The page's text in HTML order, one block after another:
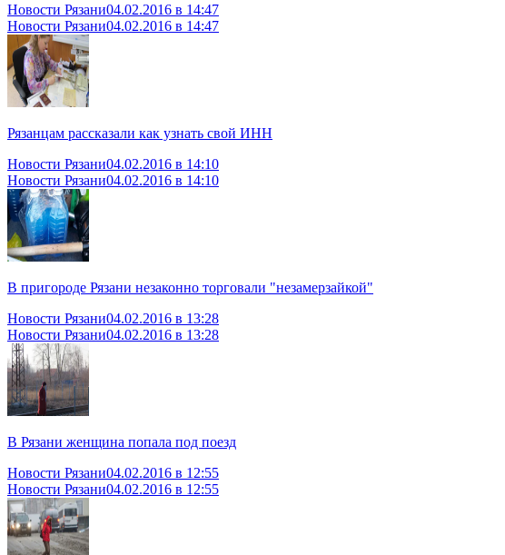
Новости Рязани04.02.2016 в 14:47
Новости Рязани04.02.2016 в 14:47
Рязанцам рассказали как узнать свой ИНН
Новости Рязани04.02.2016 в 14:10
Новости Рязани04.02.2016 в 14:10
В пригороде Рязани незаконно торговали "незамерзайкой"
Новости Рязани04.02.2016 в 13:28
Новости Рязани04.02.2016 в 13:28
В Рязани женщина попала под поезд
Новости Рязани04.02.2016 в 12:55
Новости Рязани04.02.2016 в 12:55